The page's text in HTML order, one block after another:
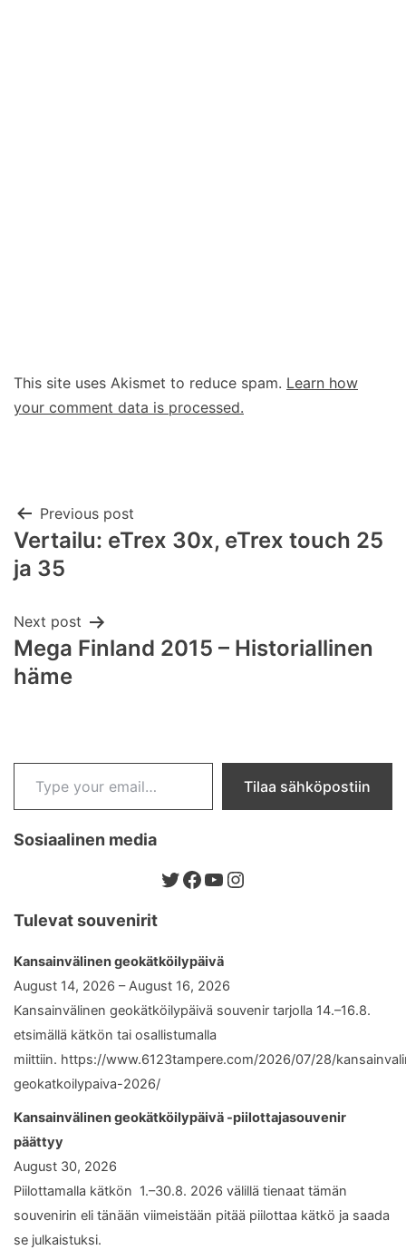
This site uses Akismet to reduce spam. Learn how
your comment data is processed.
Post
navigation
Previous post
Vertailu: eTrex 30x, eTrex touch 25
ja 35
Next post
Mega Finland 2015 – Historiallinen
häme
Type your email…
Tilaa sähköpostiin
Sosiaalinen media
Twitter
Facebook
YouTube
Instagram
Tulevat souvenirit
Kansainvälinen geokätköilypäivä
August 14, 2026 – August 16, 2026
Kansainvälinen geokätköilypäivä souvenir tarjolla 14.–16.8.
etsimällä kätkön tai osallistumalla
miittiin. https://www.6123tampere.com/2026/07/28/
geokatkoilypaiva-2026/
Kansainvälinen geokätköilypäivä -piilottajasouvenir
päättyy
August 30, 2026
Piilottamalla kätkön 1.–30.8. 2026 välillä tienaat tämän
souvenirin eli tänään viimeistään pitää piilottaa kätkö ja saada
se julkaistuksi.